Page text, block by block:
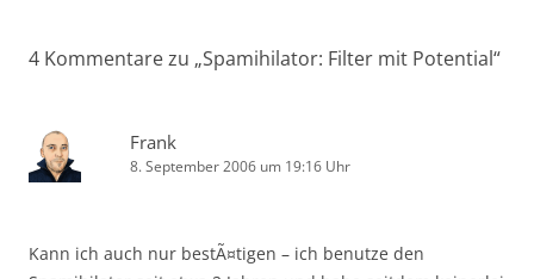
4 Kommentare zu „Spamihilator: Filter mit Potential“
Frank
8. September 2006 um 19:16 Uhr
Kann ich auch nur bestÃ¤tigen – ich benutze den